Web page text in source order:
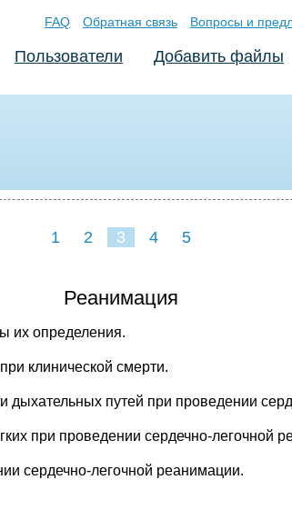
FAQ Обратная связь Вопросы и
Пользователи Добавить файлы
1 2 3 4 5
Реанимация
их определения.
клинической смерти.
путей при проведении
при проведении сердечно-легочной
сердечно-легочной реанимации.